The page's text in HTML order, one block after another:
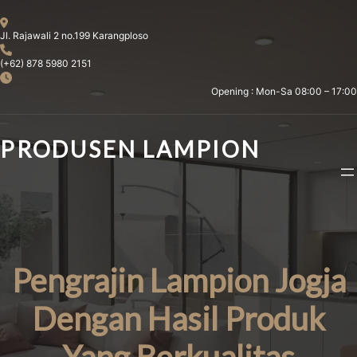
to
content
Jl. Rajawali 2 no.199 Karangploso
(+62) 878 5980 2151
Opening : Mon-Sa 08:00 – 17:00
PRODUSEN LAMPION
Pengrajin Lampion Jogja
Dengan Hasil Produk